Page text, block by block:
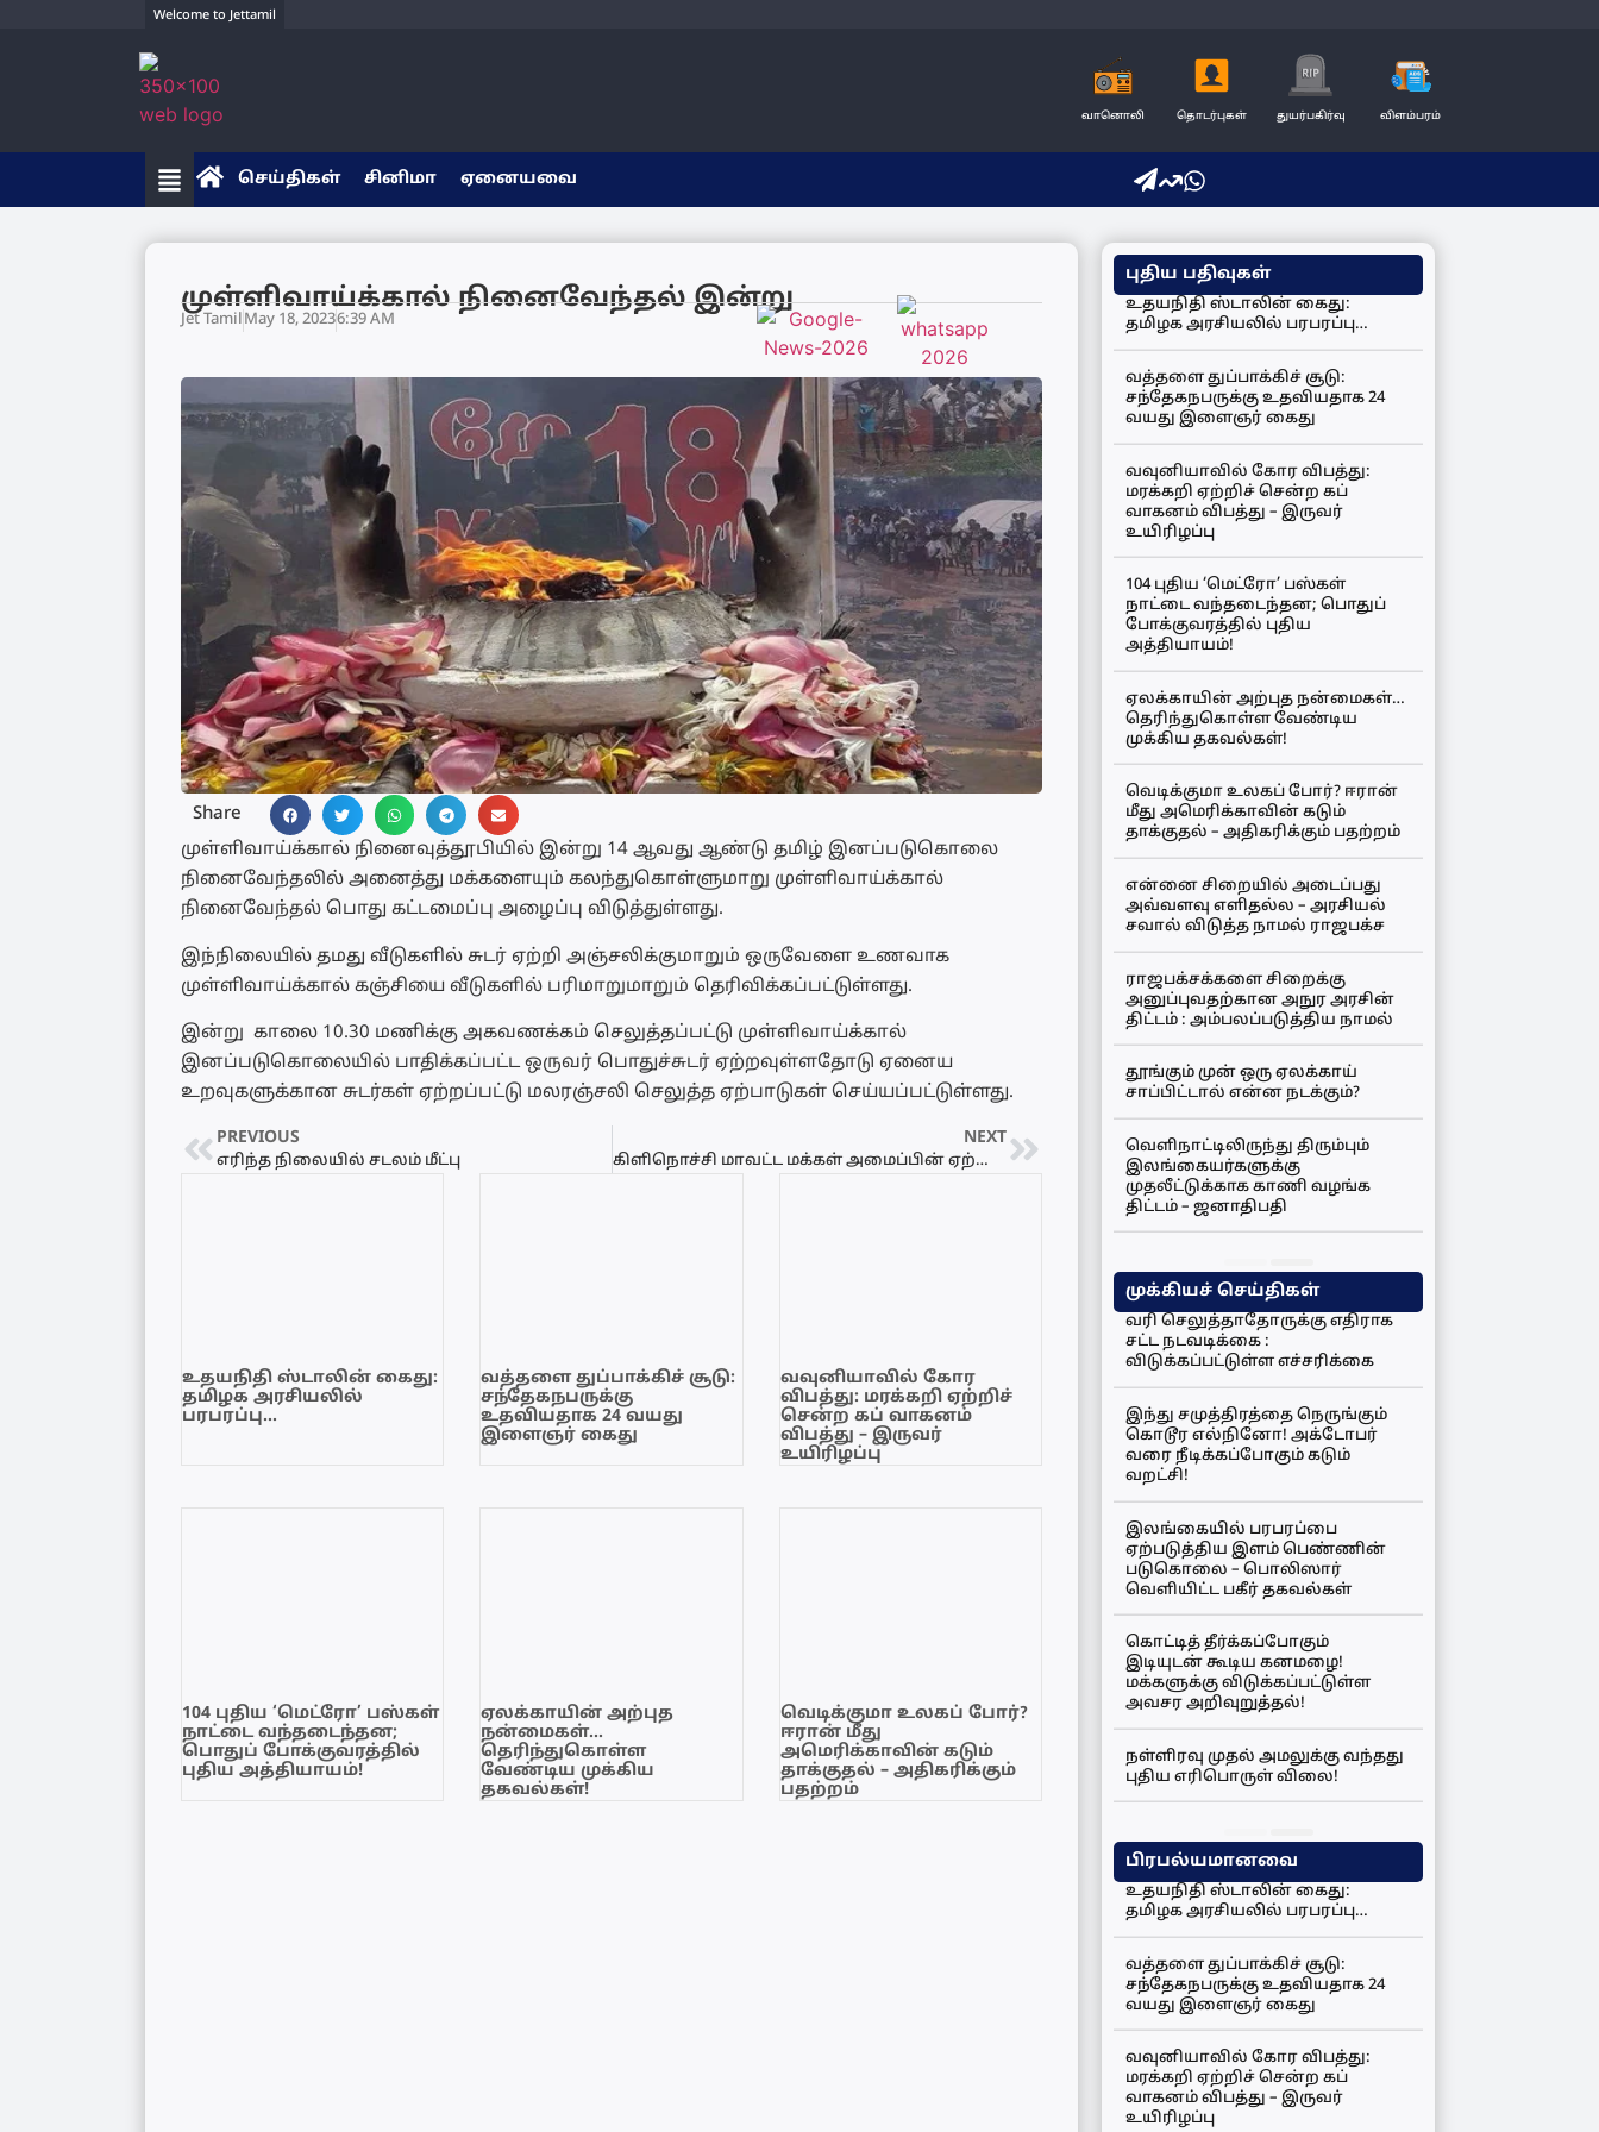
Welcome to Jettamil
வானொலி தொடர்புகள் துயர்பகிர்வு விளம்பரம்
செய்திகள் சினிமா ஏனையவை
முள்ளிவாய்க்கால் நினைவேந்தல் இன்று
Jet TamilMay 18, 20236:39 AM
Share
முள்ளிவாய்க்கால் நினைவுத்தூபியில் இன்று 14 ஆவது ஆண்டு தமிழ் இனப்படுகொலை
நினைவேந்தலில் அனைத்து மக்களையும் கலந்துகொள்ளுமாறு முள்ளிவாய்க்கால்
நினைவேந்தல் பொது கட்டமைப்பு அழைப்பு விடுத்துள்ளது.
இந்நிலையில் தமது வீடுகளில் சுடர் ஏற்றி அஞ்சலிக்குமாறும் ஒருவேளை உணவாக
முள்ளிவாய்க்கால் கஞ்சியை வீடுகளில் பரிமாறுமாறும் தெரிவிக்கப்பட்டுள்ளது.
இன்று காலை 10.30 மணிக்கு அகவணக்கம் செலுத்தப்பட்டு முள்ளிவாய்க்கால்
இனப்படுகொலையில் பாதிக்கப்பட்ட ஒருவர் பொதுச்சுடர் ஏற்றவுள்ளதோடு ஏனைய
உறவுகளுக்கான சுடர்கள் ஏற்றப்பட்டு மலரஞ்சலி செலுத்த ஏற்பாடுகள் செய்யப்பட்டுள்ளது.
PREVIOUS
எரிந்த நிலையில் சடலம் மீட்பு
NEXT
கிளிநொச்சி மாவட்ட மக்கள் அமைப்பின் ஏற்பாட்டில் முள்ளிவாய்க்கால் நினைவேந்தல் நிகழ்வு – Video
உதயநிதி ஸ்டாலின் கைது:
தமிழக அரசியலில்
பரபரப்பு…
வத்தளை துப்பாக்கிச் சூடு:
சந்தேகநபருக்கு
உதவியதாக 24 வயது
இளைஞர் கைது
வவுனியாவில் கோர
விபத்து: மரக்கறி ஏற்றிச்
சென்ற கப் வாகனம்
விபத்து – இருவர்
உயிரிழப்பு
104 புதிய ‘மெட்ரோ’ பஸ்கள்
நாட்டை வந்தடைந்தன;
பொதுப் போக்குவரத்தில்
புதிய அத்தியாயம்!
ஏலக்காயின் அற்புத
நன்மைகள்…
தெரிந்துகொள்ள
வேண்டிய முக்கிய
தகவல்கள்!
வெடிக்குமா உலகப் போர்?
ஈரான் மீது
அமெரிக்காவின் கடும்
தாக்குதல் – அதிகரிக்கும்
பதற்றம்
புதிய பதிவுகள்
உதயநிதி ஸ்டாலின் கைது:
தமிழக அரசியலில் பரபரப்பு…
வத்தளை துப்பாக்கிச் சூடு:
சந்தேகநபருக்கு உதவியதாக 24
வயது இளைஞர் கைது
வவுனியாவில் கோர விபத்து:
மரக்கறி ஏற்றிச் சென்ற கப்
வாகனம் விபத்து – இருவர்
உயிரிழப்பு
104 புதிய ‘மெட்ரோ’ பஸ்கள்
நாட்டை வந்தடைந்தன; பொதுப்
போக்குவரத்தில் புதிய
அத்தியாயம்!
ஏலக்காயின் அற்புத நன்மைகள்…
தெரிந்துகொள்ள வேண்டிய
முக்கிய தகவல்கள்!
வெடிக்குமா உலகப் போர்? ஈரான்
மீது அமெரிக்காவின் கடும்
தாக்குதல் – அதிகரிக்கும் பதற்றம்
என்னை சிறையில் அடைப்பது
அவ்வளவு எளிதல்ல – அரசியல்
சவால் விடுத்த நாமல் ராஜபக்ச
ராஜபக்சக்களை சிறைக்கு
அனுப்புவதற்கான அநுர அரசின்
திட்டம் : அம்பலப்படுத்திய நாமல்
தூங்கும் முன் ஒரு ஏலக்காய்
சாப்பிட்டால் என்ன நடக்கும்?
வெளிநாட்டிலிருந்து திரும்பும்
இலங்கையர்களுக்கு
முதலீட்டுக்காக காணி வழங்க
திட்டம் – ஜனாதிபதி
முக்கியச் செய்திகள்
வரி செலுத்தாதோருக்கு எதிராக
சட்ட நடவடிக்கை :
விடுக்கப்பட்டுள்ள எச்சரிக்கை
இந்து சமுத்திரத்தை நெருங்கும்
கொடூர எல்நினோ! அக்டோபர்
வரை நீடிக்கப்போகும் கடும்
வறட்சி!
இலங்கையில் பரபரப்பை
ஏற்படுத்திய இளம் பெண்ணின்
படுகொலை – பொலிஸார்
வெளியிட்ட பகீர் தகவல்கள்
கொட்டித் தீர்க்கப்போகும்
இடியுடன் கூடிய கனமழை!
மக்களுக்கு விடுக்கப்பட்டுள்ள
அவசர அறிவுறுத்தல்!
நள்ளிரவு முதல் அமலுக்கு வந்தது
புதிய எரிபொருள் விலை!
பிரபல்யமானவை
உதயநிதி ஸ்டாலின் கைது:
தமிழக அரசியலில் பரபரப்பு…
வத்தளை துப்பாக்கிச் சூடு:
சந்தேகநபருக்கு உதவியதாக 24
வயது இளைஞர் கைது
வவுனியாவில் கோர விபத்து:
மரக்கறி ஏற்றிச் சென்ற கப்
வாகனம் விபத்து – இருவர்
உயிரிழப்பு